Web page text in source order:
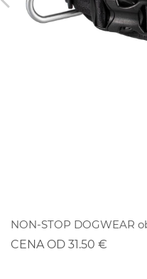
NON-STOP DOGWEAR
CENA OD 31.50 €